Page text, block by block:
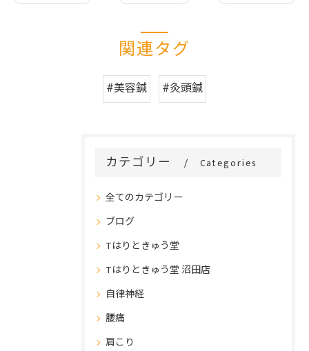
関連タグ
#美容鍼 #灸頭鍼
カテゴリー Categories
全てのカテゴリー
ブログ
Tはりときゅう堂
Tはりときゅう堂 沼田店
自律神経
腰痛
肩こり